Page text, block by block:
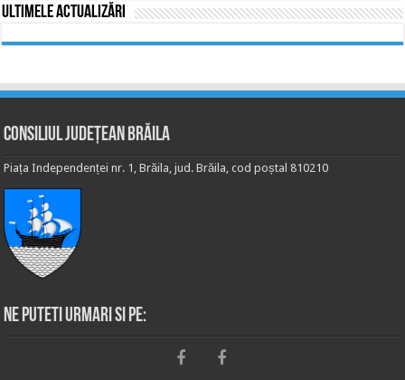
Ultimele actualizări
Consiliul Județean Brăila
Piața Independenței nr. 1, Brăila, jud. Brăila, cod poștal 810210
Ne puteti urmari si pe: